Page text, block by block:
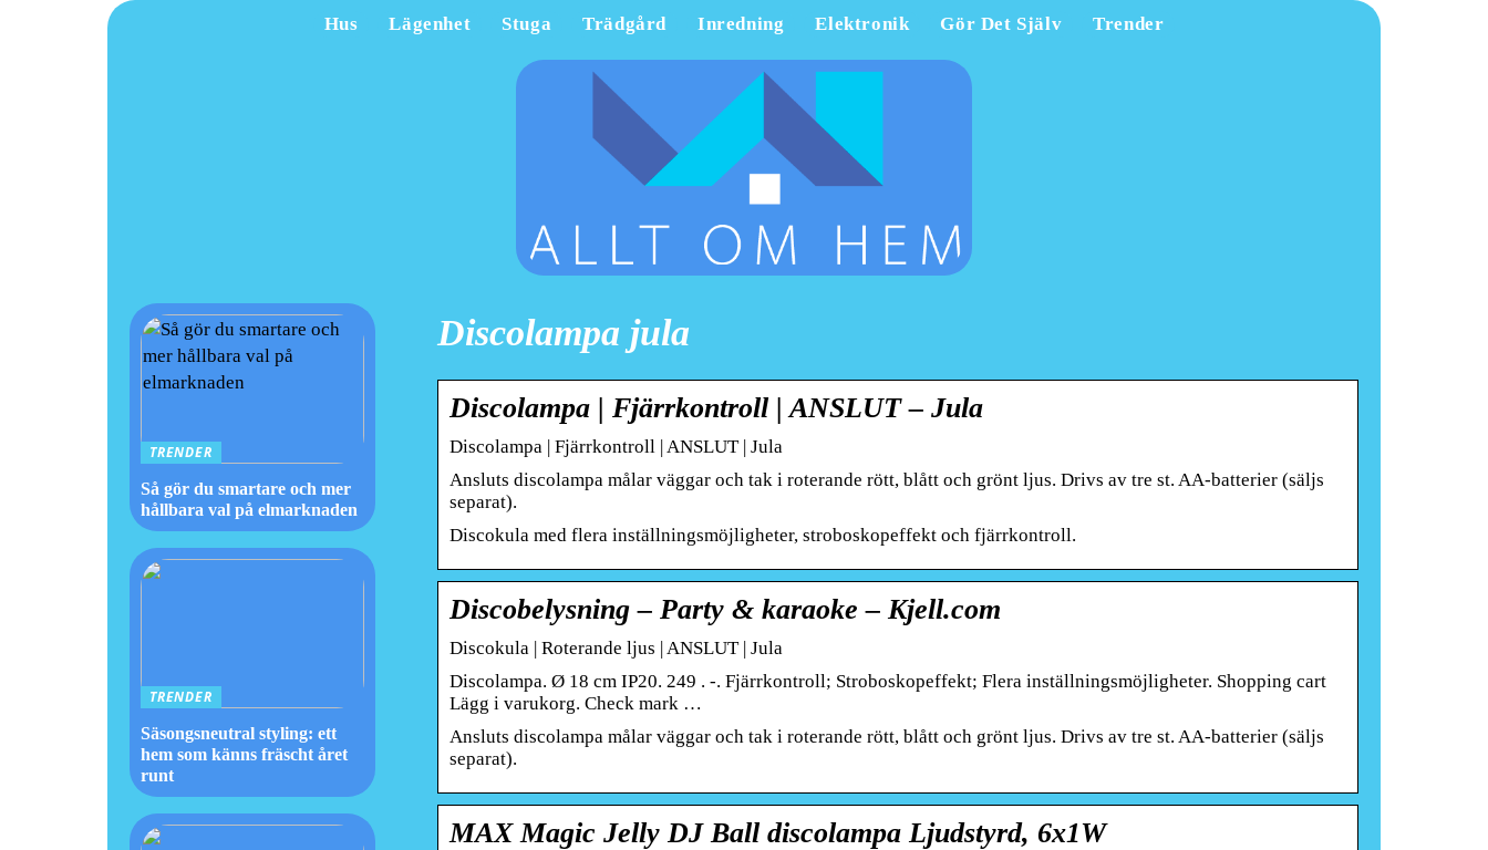
Hus Lägenhet Stuga Trädgård Inredning Elektronik Gör Det Själv Trender
Discolampa jula
Discolampa | Fjärrkontroll | ANSLUT – Jula
Discolampa | Fjärrkontroll | ANSLUT | Jula
Ansluts discolampa målar väggar och tak i roterande rött, blått och grönt ljus. Drivs av tre st. AA-batterier (säljs
separat).
Discokula med flera inställningsmöjligheter, stroboskopeffekt och fjärrkontroll.
Discobelysning – Party & karaoke – Kjell.com
Discokula | Roterande ljus | ANSLUT | Jula
Discolampa. Ø 18 cm IP20. 249 . -. Fjärrkontroll; Stroboskopeffekt; Flera inställningsmöjligheter. Shopping cart
Lägg i varukorg. Check mark …
Ansluts discolampa målar väggar och tak i roterande rött, blått och grönt ljus. Drivs av tre st. AA-batterier (säljs
separat).
MAX Magic Jelly DJ Ball discolampa Ljudstyrd, 6x1W
TRENDER
Så gör du smartare och mer
hållbara val på elmarknaden
TRENDER
Säsongsneutral styling: ett
hem som känns fräscht året
runt